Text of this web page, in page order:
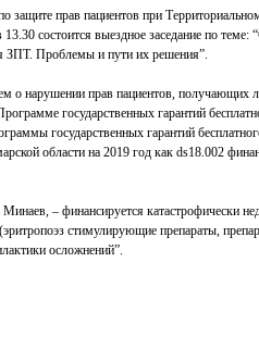
защите прав пациентов при
13.30 состоится выездное заседание по теме:
ЗПТ. Проблемы и пути их решения”.
нарушении прав пациентов, получающих
государственных гарантий
государственных гарантий
области на 2019 год как ds18.002
Минаев , – финансируется катастрофически
стимулирующие препараты,
осложнений”.